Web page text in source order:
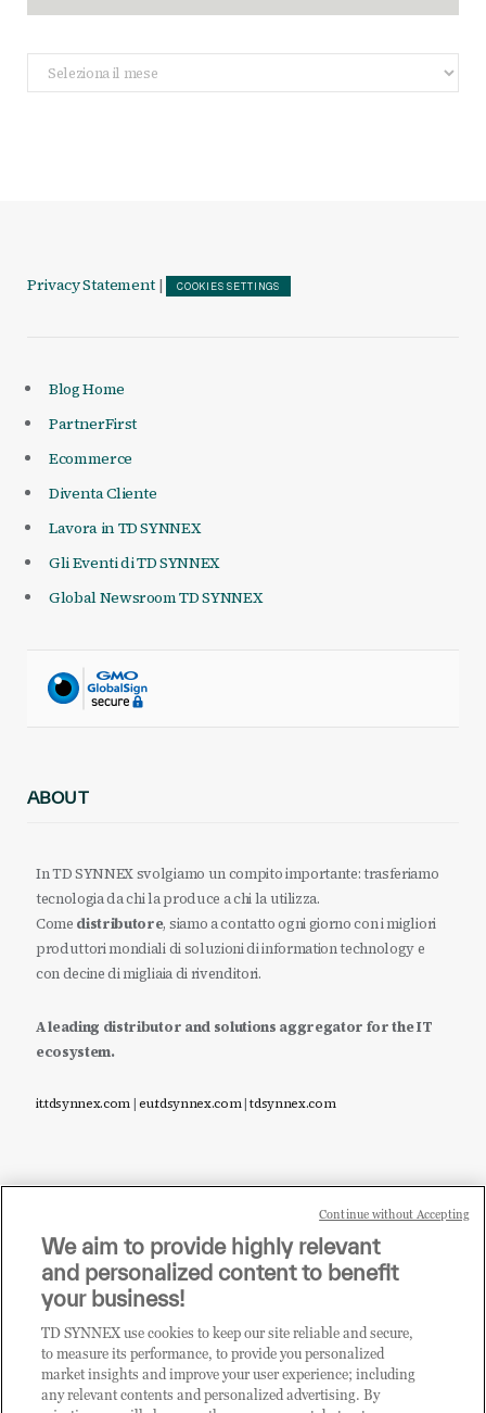
Archivio
Articoli
Privacy Statement | COOKIES SETTINGS
Blog Home
PartnerFirst
Ecommerce
Diventa Cliente
Lavora in TD SYNNEX
Gli Eventi di TD SYNNEX
Global Newsroom TD SYNNEX
ABOUT
In TD SYNNEX svolgiamo un compito importante: trasferiamo
tecnologia da chi la produce a chi la utilizza.
Come distributore, siamo a contatto ogni giorno con i migliori
produttori mondiali di soluzioni di information technology e
con decine di migliaia di rivenditori.
A leading distributor and solutions aggregator for the IT
ecosystem.
it.tdsynnex.com|eu.tdsynnex.com|tdsynnex.com
Sei un rivenditore di tecnologia e desideri acquistare
i prodotti o le soluzioni trattate sul blog?
CLICCA QUI E DIVENTA
CLIENTE TD SYNNEX
We aim to provide highly relevant
and personalized content to benefit
your business!
TD SYNNEX use cookies to keep our site reliable and secure,
to measure its performance, to provide you personalized
market insights and improve your user experience; including
any relevant contents and personalized advertising. By
Continue without Accepting